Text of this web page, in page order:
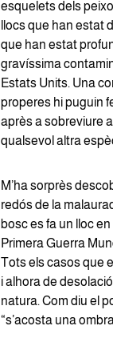
esquelets dels
llocs que han estat
que han estat
gravíssima
Estats Units. Una
properes hi puguin
après a sobreviure
qualsevol altra
M’ha sorprès
redós de la
bosc es fa un lloc
Primera Guerra
Tots els casos que
i alhora de
natura. Com diu el
“s’acosta una